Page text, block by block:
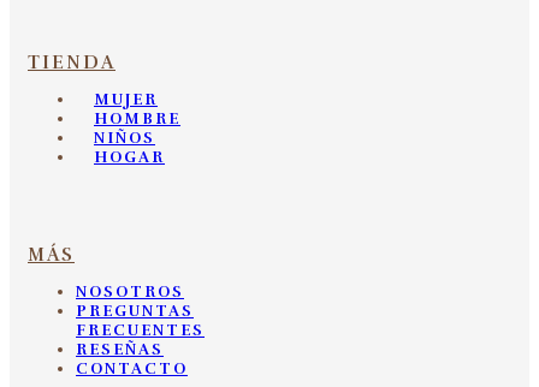
TIENDA
MUJER
HOMBRE
NIÑOS
HOGAR
MÁS
NOSOTROS
PREGUNTAS
FRECUENTES
RESEÑAS
CONTACTO